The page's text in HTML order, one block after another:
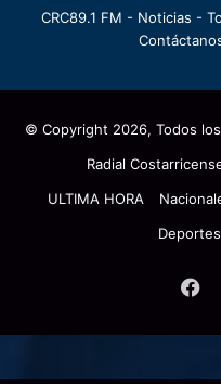
CRC89.1 FM - Noticias -
© Copyright 2026, Todos
Radial
ULTIMA HORA
Deportes